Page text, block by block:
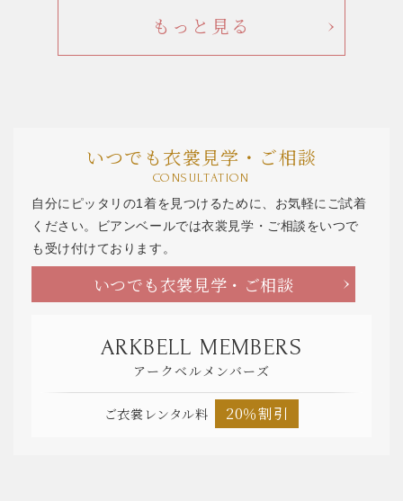
もっと見る
いつでも衣裳見学・ご相談
CONSULTATION
自分にピッタリの1着を見つけるために、お気軽にご試着
ください。ビアンベールでは衣裳見学・ご相談をいつで
も受け付けております。
いつでも衣裳見学・ご相談
ARKBELL MEMBERS
アークベルメンバーズ
ご衣裳レンタル料 20％割引